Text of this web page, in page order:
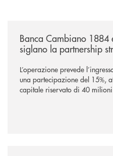
Banca Cambiano 1884
siglano la partnership
L’operazione prevede
una partecipazione del 15%,
capitale riservato di 40
comuni e sulla prossimità ai